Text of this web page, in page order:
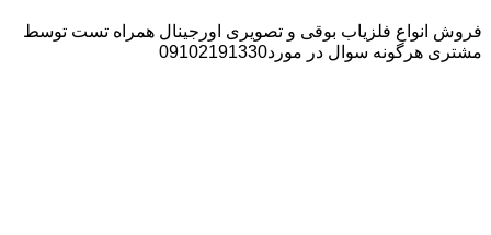
فروش انواع فلزیاب بوقی و تصویری اورجینال همراه تست توسط
مشتری هرگونه سوال در مورد09102191330